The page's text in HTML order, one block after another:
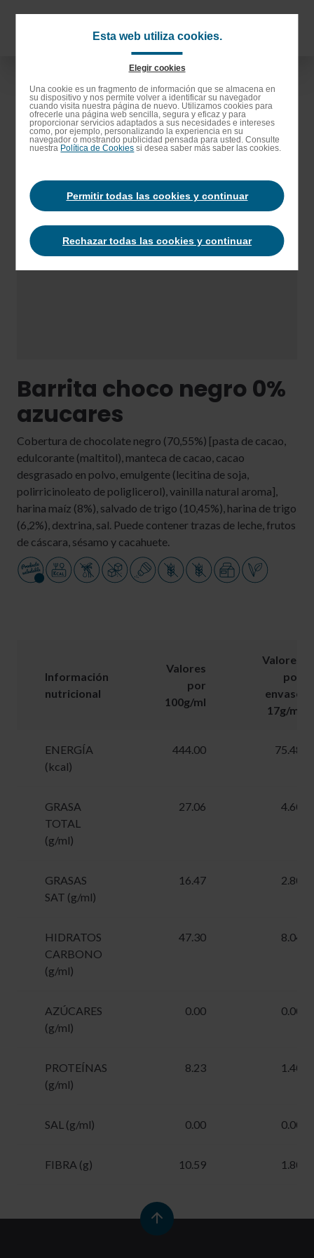
Barrita choco negro 0%
azucares
Cobertura de chocolate negro (70,55%) [pasta de cacao,
edulcorante (maltitol), manteca de cacao, cacao
desgrasado en polvo, emulgente (lecitina de soja,
polirricinoleato de poliglicerol), vainilla natural aroma],
harina maíz (8%), salvado de trigo (10,45%), harina de trigo
(6,2%), dextrina, sal. Puede contener trazas de leche, frutos
de cáscara, sésamo y cacahuete.
Información
nutricional
Valores
por
100g/ml
Valores
por
envase
17g/ml
ENERGÍA
(kcal)
444.00 75.48
GRASA
TOTAL
(g/ml)
27.06 4.60
GRASAS
SAT (g/ml)
16.47 2.80
HIDRATOS
CARBONO
(g/ml)
47.30 8.04
AZÚCARES
(g/ml)
0.00 0.00
PROTEÍNAS
(g/ml)
8.23 1.40
SAL (g/ml) 0.00 0.00
FIBRA (g) 10.59 1.80
Esta web utiliza cookies.
Elegir cookies
Una cookie es un fragmento de información que se almacena en
su dispositivo y nos permite volver a identificar su navegador
cuando visita nuestra página de nuevo. Utilizamos cookies para
ofrecerle una página web sencilla, segura y eficaz y para
proporcionar servicios adaptados a sus necesidades e intereses
como, por ejemplo, personalizando la experiencia en su
navegador o mostrando publicidad pensada para usted. Consulte
nuestra Política de Cookies si desea saber más saber las cookies.
Permitir todas las cookies y continuar
Rechazar todas las cookies y continuar